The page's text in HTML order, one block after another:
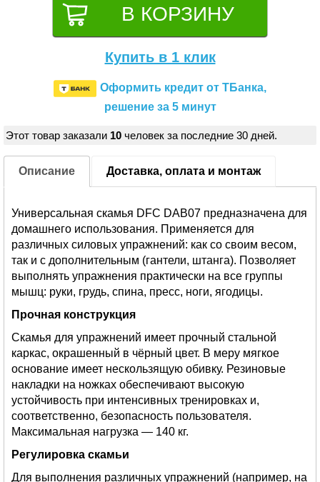
Купить в 1 клик
Оформить кредит от ТБанка,
решение за 5 минут
Этот товар заказали 10 человек за последние 30 дней.
Описание Доставка, оплата и монтаж
Универсальная скамья DFC DAB07 предназначена для
домашнего использования. Применяется для
различных силовых упражнений: как со своим весом,
так и с дополнительным (гантели, штанга). Позволяет
выполнять упражнения практически на все группы
мышц: руки, грудь, спина, пресс, ноги, ягодицы.
Прочная конструкция
Скамья для упражнений имеет прочный стальной
каркас, окрашенный в чёрный цвет. В меру мягкое
основание имеет нескользящую обивку. Резиновые
накладки на ножках обеспечивают высокую
устойчивость при интенсивных тренировках и,
соответственно, безопасность пользователя.
Максимальная нагрузка — 140 кг.
Регулировка скамьи
Для выполнения различных упражнений (например, на